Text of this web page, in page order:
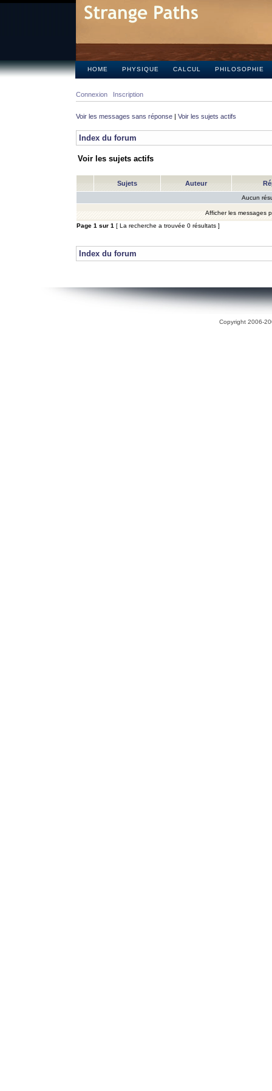
HOME PHYSIQUE CALCUL PHILOSOPHIE
Connexion Inscription
Voir les messages sans réponse | Voir les sujets actifs
Index du forum
Voir les sujets actifs
Sujets Auteur
Aucun
Afficher les messages
Page 1 sur 1 [ La recherche a trouvée 0 résultats ]
Index du forum
Copyright 2006-